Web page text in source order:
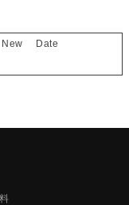
New
Date